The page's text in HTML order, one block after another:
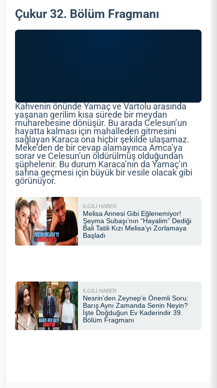
Çukur 32. Bölüm Fragmanı
Kahvenin önünde Yamaç ve Vartolu arasında
yaşanan gerilim kısa sürede bir meydan
muharebesine dönüşür. Bu arada Celesun’un
hayatta kalması için mahalleden gitmesini
sağlayan Karaca ona hiçbir şekilde ulaşamaz.
Meke’den de bir cevap alamayınca Amca’ya
sorar ve Celesun’un öldürülmüş olduğundan
şüphelenir. Bu durum Karaca’nın da Yamaç’ın
safına geçmesi için büyük bir vesile olacak gibi
görünüyor.